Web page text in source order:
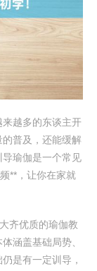
越多的东谈主开
普及，还能缓解
瑜伽是一个常见
**，让你在家就
齐优质的瑜伽教
涵盖基础局势、
是有一定训导，